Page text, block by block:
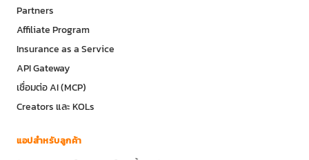
Partners
Affiliate Program
Insurance as a Service
API Gateway
เชื่อมต่อ AI (MCP)
Creators และ KOLs
แอปสำหรับลูกค้า